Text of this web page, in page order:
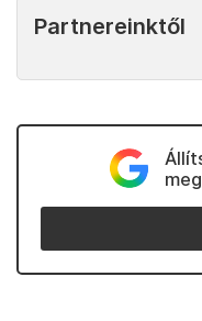
Partnereinktől